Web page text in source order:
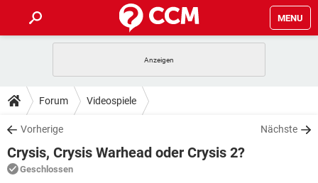
MENU
ANDROID
WINDOWS 10
WHATSAPP TIKTOK
FACEBOOK
TIPPS & TRICKS
SPIELE
WINDOWS 10
DOWNLOADS
SPIELE STREAMING
ANDROID
FORUM
Forum Videospiele
Vorherige Nächste
Crysis, Crysis Warhead oder Crysis 2?
Geschlossen